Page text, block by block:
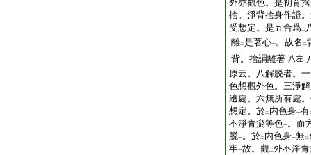
外亦觀色。是初背
捨。淨背捨身作證
受想定。是五合爲二
離二是著心一。故名 二
背。捨謂離著 八左
原云。八解脱者。
色想觀外色。三淨
邊處。六無所有處
想定。於二 内色身一有
不淨青瘀等色一。而
脱一。於二 内色身一無二
牢一故。觀二外不淨